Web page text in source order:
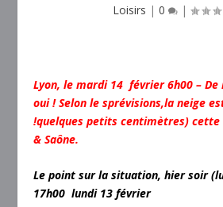
Loisirs | 0 |
Lyon, le mardi 14 février 6h00 – De
oui ! Selon le sprévisions,la neige
!quelques petits centimètres) cette
& Saône.
Le point sur la situation, hier soir
17h00 lundi 13 février